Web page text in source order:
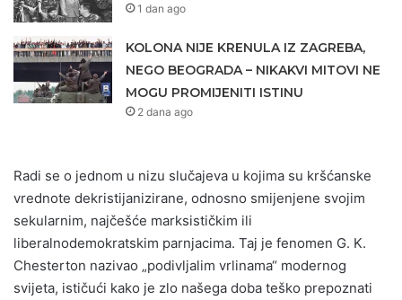
1 dan ago
KOLONA NIJE KRENULA IZ ZAGREBA,
NEGO BEOGRADA – NIKAKVI MITOVI NE
MOGU PROMIJENITI ISTINU
2 dana ago
Radi se o jednom u nizu slučajeva u kojima su kršćanske
vrednote dekristijanizirane, odnosno smijenjene svojim
sekularnim, najčešće marksističkim ili
liberalnodemokratskim parnjacima. Taj je fenomen G. K.
Chesterton nazivao „podivljalim vrlinama“ modernog
svijeta, ističući kako je zlo našega doba teško prepoznati